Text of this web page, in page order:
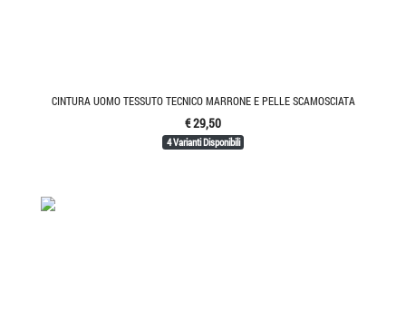
CINTURA UOMO TESSUTO TECNICO MARRONE E PELLE SCAMOSCIATA
€ 29,50
4 Varianti Disponibili